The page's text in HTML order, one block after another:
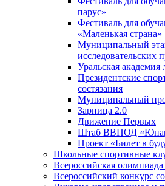
парус»
Фестиваль для
«Маленькая страна»
Муниципальный
исследовательских
Уральская академия
Президентские
состязания
Муниципальный
Зарница 2.0
Движение Первых
Штаб ВВПОД
Проект «Билет в
Школьные спортивные
Всероссийская
Всероссийский конкурс